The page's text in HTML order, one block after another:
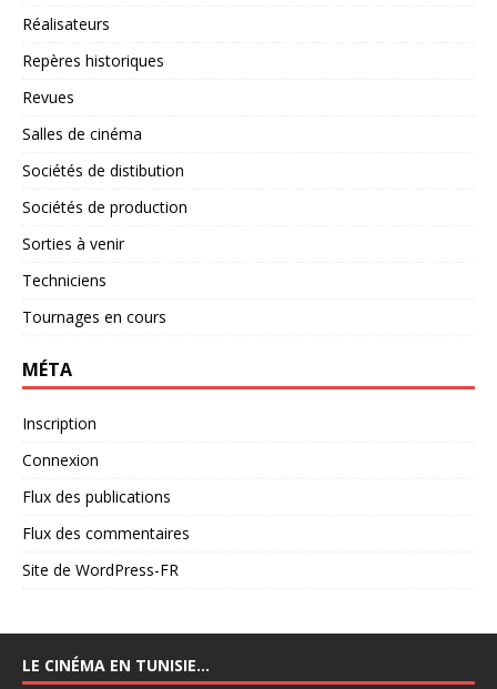
Réalisateurs
Repères historiques
Revues
Salles de cinéma
Sociétés de distibution
Sociétés de production
Sorties à venir
Techniciens
Tournages en cours
MÉTA
Inscription
Connexion
Flux des publications
Flux des commentaires
Site de WordPress-FR
LE CINÉMA EN TUNISIE…